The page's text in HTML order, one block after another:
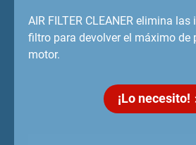
AIR FILTER CLEANER elimina
filtro para devolver el máximo de
motor.
¡Lo necesito!